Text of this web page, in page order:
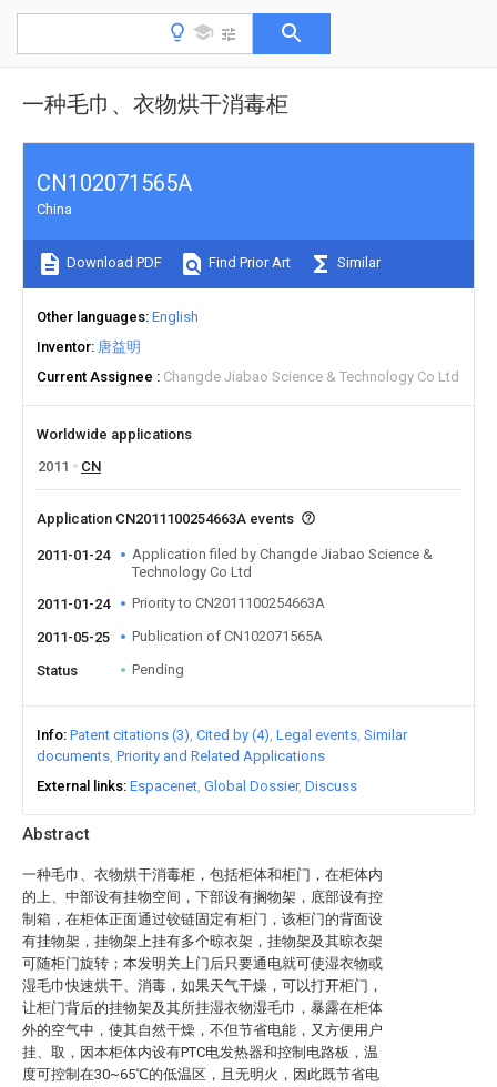
一种毛巾、衣物烘干消毒柜
Abstract
一种毛巾、衣物烘干消毒柜，包括柜体和柜门，在柜体内
的上、中部设有挂物空间，下部设有搁物架，底部设有控
制箱，在柜体正面通过铰链固定有柜门，该柜门的背面设
有挂物架，挂物架上挂有多个晾衣架，挂物架及其晾衣架
可随柜门旋转；本发明关上门后只要通电就可使湿衣物或
湿毛巾快速烘干、消毒，如果天气干燥，可以打开柜门，
让柜门背后的挂物架及其所挂湿衣物湿毛巾，暴露在柜体
外的空气中，使其自然干燥，不但节省电能，又方便用户
挂、取，因本柜体内设有PTC电发热器和控制电路板，温
度可控制在30~65℃的低温区，且无明火，因此既节省电
CN102071565A
China
Download PDF Find Prior Art Similar
Other languages English
Inventor 唐益明
Current Assignee
Changde Jiabao Science & Technology Co Ltd
Worldwide applications
2011
CN
Application CN2011100254663A events
2011-01-24
Application filed by Changde Jiabao Science &
Technology Co Ltd
2011-01-24
Priority to CN2011100254663A
2011-05-25 Publication of CN102071565A
Status Pending
Info Patent citations (3) Cited by (4) Legal events Similar
documents Priority and Related Applications
External links Espacenet Global Dossier Discuss